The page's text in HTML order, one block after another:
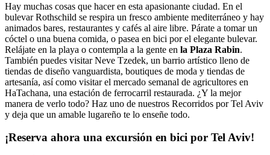
Hay muchas cosas que hacer en esta apasionante ciudad. En el
bulevar Rothschild se respira un fresco ambiente mediterráneo y hay
animados bares, restaurantes y cafés al aire libre. Párate a tomar un
cóctel o una buena comida, o pasea en bici por el elegante bulevar.
Relájate en la playa o contempla a la gente en la Plaza Rabin.
También puedes visitar Neve Tzedek, un barrio artístico lleno de
tiendas de diseño vanguardista, boutiques de moda y tiendas de
artesanía, así como visitar el mercado semanal de agricultores en
HaTachana, una estación de ferrocarril restaurada. ¿Y la mejor
manera de verlo todo? Haz uno de nuestros Recorridos por Tel Aviv
y deja que un amable lugareño te lo enseñe todo.
¡Reserva ahora una excursión en bici por Tel Aviv!